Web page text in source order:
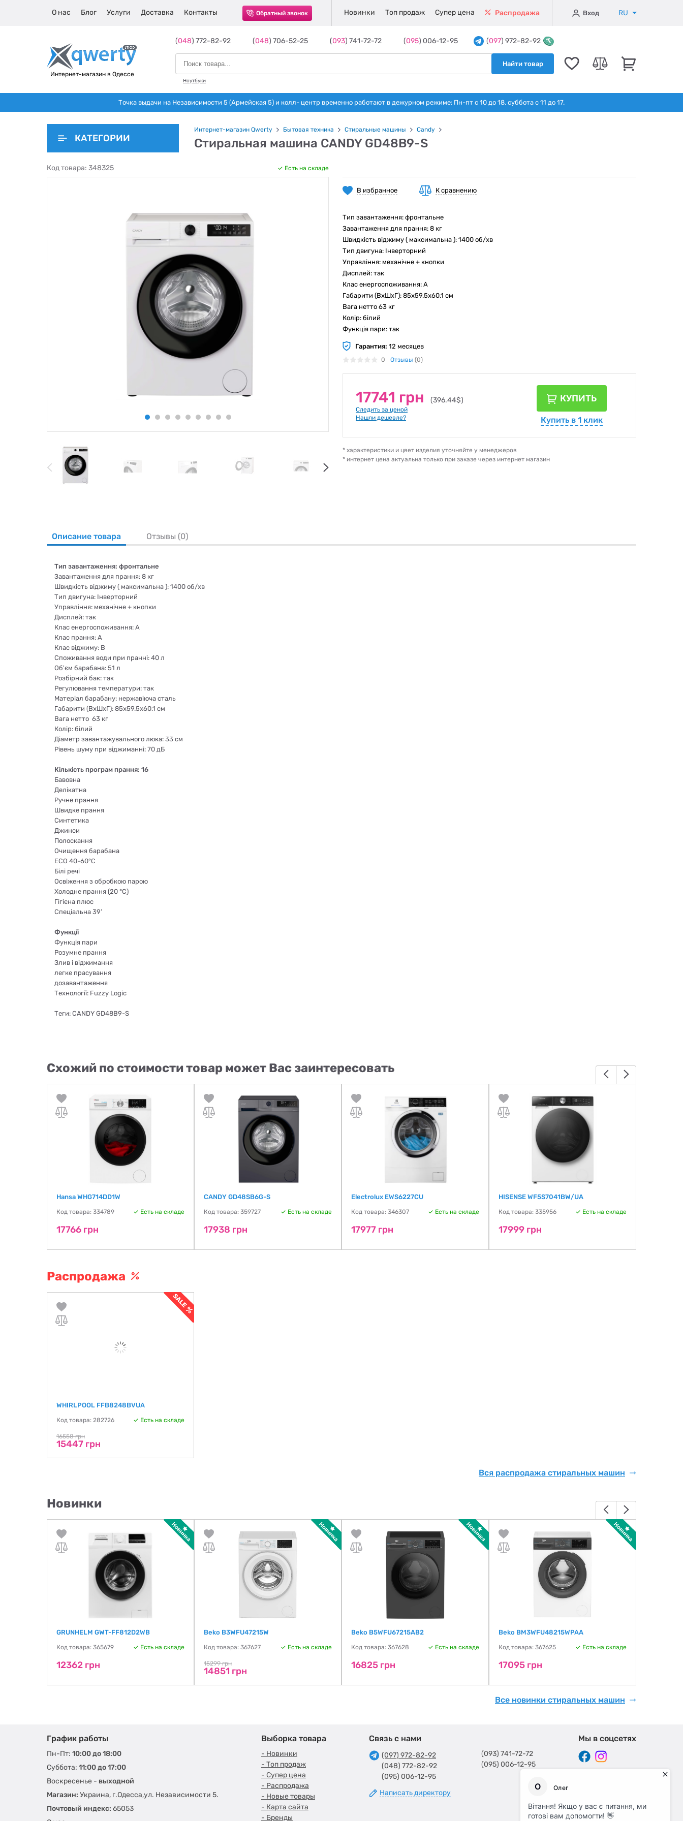
О нас Блог Услуги Доставка Контакты Обратный звонок Новинки Топ продаж Супер цена Распродажа Вход RU
Интернет-магазин в Одессе
(048) 772-82-92 (048) 706-52-25 (093) 741-72-72 (095) 006-12-95 (097) 972-82-92
Найти товар
Ноутбуки
Точка выдачи на Независимости 5 (Армейская 5) и колл- центр временно работают в дежурном режиме: Пн-пт с 10 до 18. суббота с 11 до 17.
КАТЕГОРИИ
Интернет-магазин Qwerty Бытовая техника Стиральные машины Candy
Стиральная машина CANDY GD48B9-S
Код товара: 348325 Есть на складе
В избранное К сравнению
Тип завантаження: фронтальне
Завантаження для прання: 8 кг
Швидкість віджиму ( максимальна ): 1400 об/хв
Тип двигуна: Інверторний
Управління: механічне + кнопки
Дисплей: так
Клас енергоспоживання: A
Габарити (ВхШхГ): 85x59.5x60.1 см
Вага нетто 63 кг
Колір: білий
Функція пари: так
Гарантия: 12 месяцев
0 Отзывы (0)
17741 грн (396.44$)
Следить за ценой
Нашли дешевле?
КУПИТЬ
Купить в 1 клик
* характеристики и цвет изделия уточняйте у менеджеров
* интернет цена актуальна только при заказе через интернет магазин
Описание товара Отзывы (0)
Тип завантаження: фронтальне
Завантаження для прання: 8 кг
Швидкість віджиму ( максимальна ): 1400 об/хв
Тип двигуна: Інверторний
Управління: механічне + кнопки
Дисплей: так
Клас енергоспоживання: A
Клас прання: A
Клас віджиму: B
Споживання води при пранні: 40 л
Об'єм барабана: 51 л
Розбірний бак: так
Регулювання температури: так
Матеріал барабану: нержавіюча сталь
Габарити (ВхШхГ): 85x59.5x60.1 см
Вага нетто 63 кг
Колір: білий
Діаметр завантажувального люка: 33 см
Рівень шуму при віджиманні: 70 дБ
Кількість програм прання: 16
Бавовна
Делікатна
Ручне прання
Швидке прання
Синтетика
Джинси
Полоскання
Очищення барабана
ECO 40-60°C
Білі речі
Освіження з обробкою парою
Холодне прання (20 °C)
Гігієна плюс
Спеціальна 39’
Функції
Функція пари
Розумне прання
Злив і віджимання
легке прасування
дозавантаження
Технології: Fuzzy Logic
Теги: CANDY GD48B9-S
Схожий по стоимости товар может Вас заинтересовать
Hansa WHG714DD1W
Код товара: 334789 Есть на складе
17766 грн
CANDY GD48SB6G-S
Код товара: 359727 Есть на складе
17938 грн
Electrolux EWS6227CU
Код товара: 346307 Есть на складе
17977 грн
HISENSE WF5S7041BW/UA
Код товара: 335956 Есть на складе
17999 грн
Распродажа
WHIRLPOOL FFB8248BVUA
Код товара: 282726 Есть на складе
16558 грн
15447 грн
Вся распродажа стиральных машин
Новинки
GRUNHELM GWT-FF812D2WB
Код товара: 365679 Есть на складе
12362 грн
Beko B3WFU47215W
Код товара: 367627 Есть на складе
15299 грн
14851 грн
Beko B5WFU67215AB2
Код товара: 367628 Есть на складе
16825 грн
Beko BM3WFU48215WPAA
Код товара: 367625 Есть на складе
17095 грн
Все новинки стиральных машин
График работы
Пн-Пт: 10:00 до 18:00
Суббота: 11:00 до 17:00
Воскресенье - выходной
Магазин: Украина, г.Одесса,ул. Независимости 5.
Почтовый индекс: 65053
Выборка товара
- Новинки
- Топ продаж
- Супер цена
- Распродажа
- Новые товары
- Карта сайта
- Бренды
Связь с нами
(097) 972-82-92
(048) 772-82-92
(095) 006-12-95
Написать директору
(093) 741-72-72
(095) 006-12-95
Мы в соцсетях